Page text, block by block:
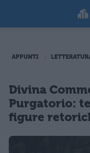
APPUNTI
Divina
Purgatorio:
figure